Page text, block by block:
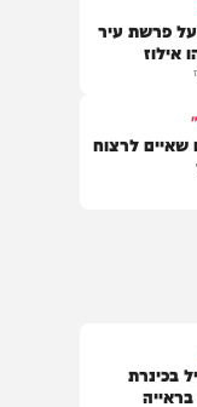
פרשת עיר
לרצוח